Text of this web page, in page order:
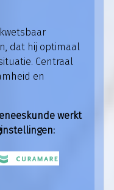
dat hij optimaal
Centraal
en
werkt